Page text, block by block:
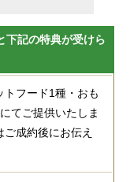
下記の特典が受けら
トフード1種・おも
てご提供いたしま
成約後にお伝え